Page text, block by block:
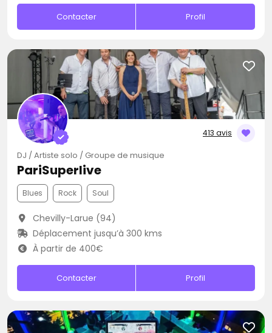
Contacter Profil
413 avis
DJ / Artiste solo / Groupe de musique
PariSuperlive
Blues Rock Soul
Chevilly-Larue (94)
Déplacement jusqu’à 300 kms
À partir de 400€
Contacter Profil